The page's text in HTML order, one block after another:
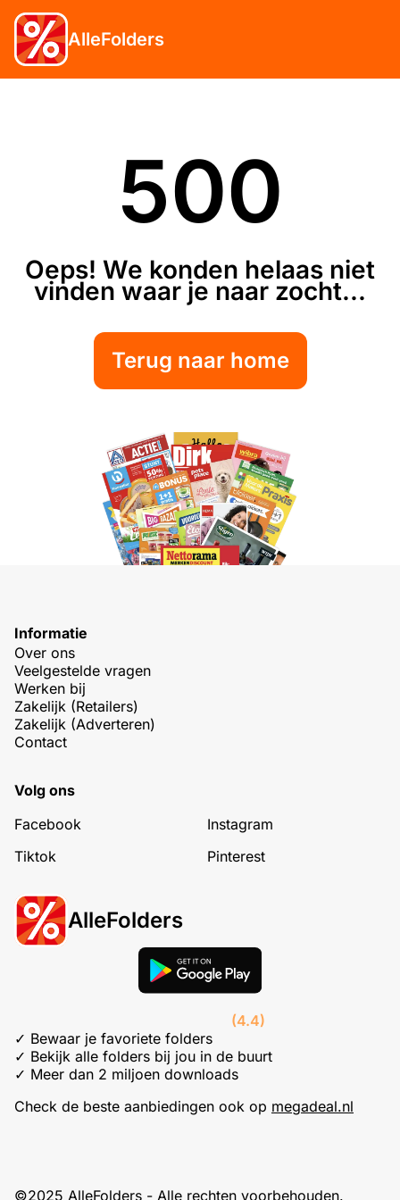
AlleFolders
500
Oeps! We konden helaas niet
vinden waar je naar zocht...
Terug naar home
Informatie
Over ons
Veelgestelde vragen
Werken bij
Zakelijk (Retailers)
Zakelijk (Adverteren)
Contact
Volg ons
Facebook
Instagram
Tiktok
Pinterest
AlleFolders
(4.4)
✓ Bewaar je favoriete folders
✓ Bekijk alle folders bij jou in de buurt
✓ Meer dan 2 miljoen downloads
Check de beste aanbiedingen ook op megadeal.nl
©2025 AlleFolders - Alle rechten voorbehouden.